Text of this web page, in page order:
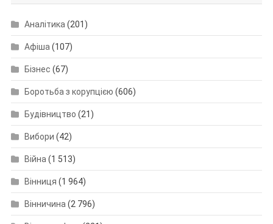
Аналітика(201)
Афіша(107)
Бізнес (67)
Боротьба з корупцією (606)
Будівництво (21)
Вибори (42)
Війна(1 513)
Вінниця (1 964)
Вінничина(2 796)